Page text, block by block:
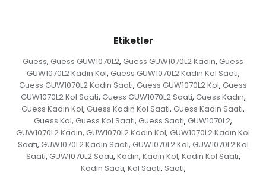
Etiketler
Guess, Guess GUW1070L2, Guess GUW1070L2 Kadın, Guess
GUW1070L2 Kadın Kol, Guess GUW1070L2 Kadın Kol Saati,
Guess GUW1070L2 Kadın Saati, Guess GUW1070L2 Kol, Guess
GUW1070L2 Kol Saati, Guess GUW1070L2 Saati, Guess Kadın,
Guess Kadın Kol, Guess Kadın Kol Saati, Guess Kadın Saati,
Guess Kol, Guess Kol Saati, Guess Saati, GUW1070L2,
GUW1070L2 Kadın, GUW1070L2 Kadın Kol, GUW1070L2 Kadın Kol
Saati, GUW1070L2 Kadın Saati, GUW1070L2 Kol, GUW1070L2 Kol
Saati, GUW1070L2 Saati, Kadın, Kadın Kol, Kadın Kol Saati,
Kadın Saati, Kol Saati, Saati,